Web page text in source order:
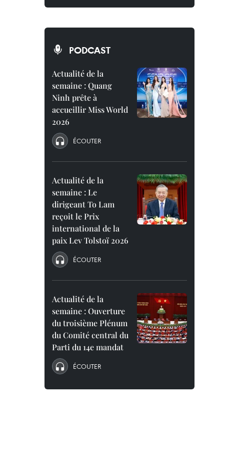
PODCAST
Actualité de la
semaine : Quang
Ninh prête à
accueillir Miss World
2026
ÉCOUTER
Actualité de la
semaine : Le
dirigeant To Lam
reçoit le Prix
international de la
paix Lev Tolstoï 2026
ÉCOUTER
Actualité de la
semaine : Ouverture
du troisième Plénum
du Comité central du
Parti du 14e mandat
ÉCOUTER